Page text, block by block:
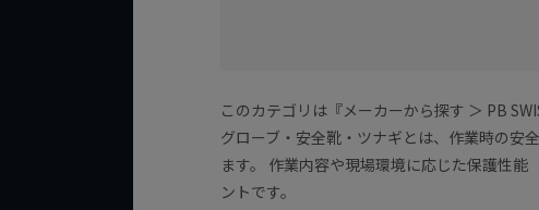
このカテゴリは『メーカーから探す ＞ PB
グローブ・安全靴・ツナギとは、作業時の安
ます。 作業内容や現場環境に応じた保護性
ントです。